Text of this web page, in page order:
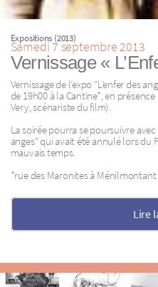
Expositions (2013)
Samedi 7 septembre 2013
Vernissage «
Vernissage de l’expo "L’enfer des
de 19h00 à la Cantine*, en
Very, scénariste du film).
La soirée pourra se poursuivre
anges" qui avait été annulé lors du
mauvais temps.
*rue des Maronites à Ménilmontant
Lire